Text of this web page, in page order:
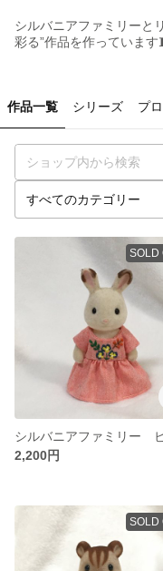
シルバニアファミリーと
彩る”作品を作っています
作品一覧 シリーズ プ
SOLD
2,200円
SOLD